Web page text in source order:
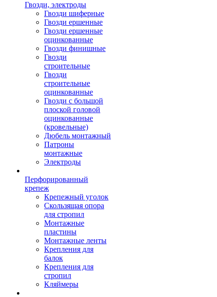
Гвозди, электроды
Гвозди шиферные
Гвозди ершенные
Гвозди ершенные
оцинкованные
Гвозди финишные
Гвозди
строительные
Гвозди
строительные
оцинкованные
Гвозди с большой
плоской головой
оцинкованные
(кровельные)
Дюбель монтажный
Патроны
монтажные
Электроды
Перфорированный
крепеж
Крепежный уголок
Скользящая опора
для стропил
Монтажные
пластины
Монтажные ленты
Крепления для
балок
Крепления для
стропил
Кляймеры